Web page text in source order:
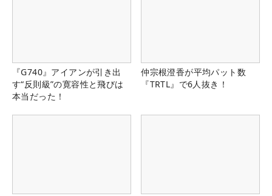
『G740』アイアンが引き出
す“反則級”の寛容性と飛びは
本当だった！
仲宗根澄香が平均パット数
『TRTL』で6人抜き！